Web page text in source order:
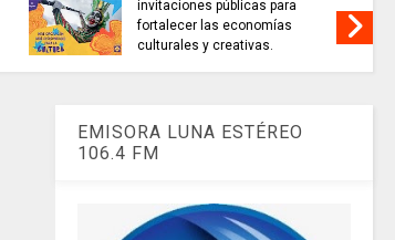
ADRENALINA //
Vive/ El
la venta de energía
para fortalecer la
energética.
EMISORA LUNA ESTÉREO
106.4 FM